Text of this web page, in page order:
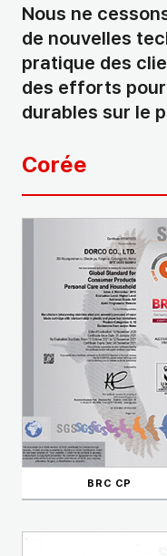
Nous ne
de nouvelles
pratique des
des efforts
durables sur le
Corée
BRC CP